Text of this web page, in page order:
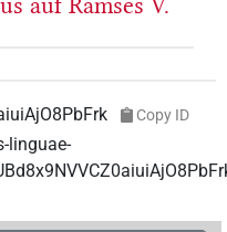
auf Ramses V.
Copy ID
linguae-